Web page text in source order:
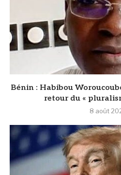
Bénin : Habibou
retour du «
8 août